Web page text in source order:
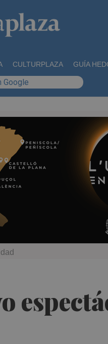
CULTURPLAZA GUÍA
Google